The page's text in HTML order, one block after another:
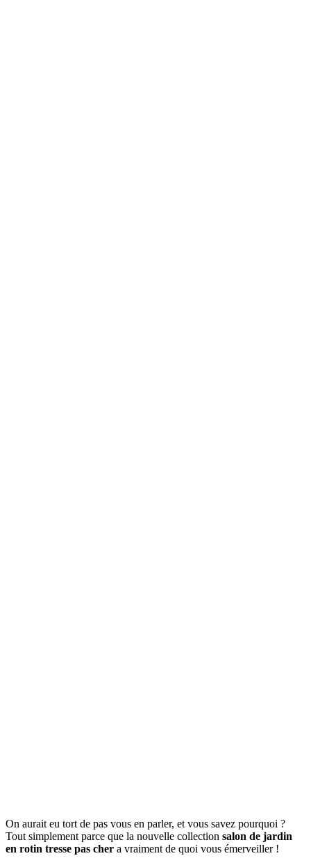
On aurait eu tort de pas vous en parler, et vous savez pourquoi ?
Tout simplement parce que la nouvelle collection salon de jardin
en rotin tresse pas cher a vraiment de quoi vous émerveiller !